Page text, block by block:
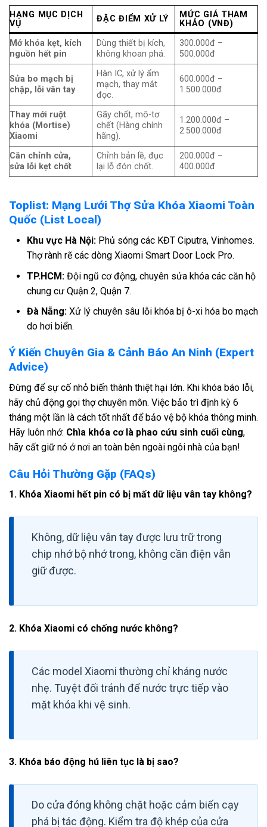
HẠNG MỤC DỊCH
VỤ
ĐẶC ĐIỂM XỬ LÝ
MỨC GIÁ THAM
KHẢO (VNĐ)
Mở khóa kẹt, kích
nguồn hết pin
Dùng thiết bị kích,
không khoan phá.
300.000đ –
500.000đ
Sửa bo mạch bị
chập, lỗi vân tay
Hàn IC, xử lý ẩm
mạch, thay mắt
đọc.
600.000đ –
1.500.000đ
Thay mới ruột
khóa (Mortise)
Xiaomi
Gãy chốt, mô-tơ
chết (Hàng chính
hãng).
1.200.000đ –
2.500.000đ
Căn chỉnh cửa,
sửa lỗi kẹt chốt
Chỉnh bản lề, đục
lại lỗ đón chốt.
200.000đ –
400.000đ
Toplist: Mạng Lưới Thợ Sửa Khóa Xiaomi Toàn
Quốc (List Local)
Khu vực Hà Nội: Phủ sóng các KĐT Ciputra, Vinhomes.
Thợ rành rẽ các dòng Xiaomi Smart Door Lock Pro.
TP.HCM: Đội ngũ cơ động, chuyên sửa khóa các căn hộ
chung cư Quận 2, Quận 7.
Đà Nẵng: Xử lý chuyên sâu lỗi khóa bị ô-xi hóa bo mạch
do hơi biển.
Ý Kiến Chuyên Gia & Cảnh Báo An Ninh (Expert
Advice)
Đừng để sự cố nhỏ biến thành thiệt hại lớn. Khi khóa báo lỗi,
hãy chủ động gọi thợ chuyên môn. Việc bảo trì định kỳ 6
tháng một lần là cách tốt nhất để bảo vệ bộ khóa thông minh.
Hãy luôn nhớ: Chìa khóa cơ là phao cứu sinh cuối cùng,
hãy cất giữ nó ở nơi an toàn bên ngoài ngôi nhà của bạn!
Câu Hỏi Thường Gặp (FAQs)
1. Khóa Xiaomi hết pin có bị mất dữ liệu vân tay không?
Không, dữ liệu vân tay được lưu trữ trong
chip nhớ bộ nhớ trong, không cần điện vẫn
giữ được.
2. Khóa Xiaomi có chống nước không?
Các model Xiaomi thường chỉ kháng nước
nhẹ. Tuyệt đối tránh để nước trực tiếp vào
mặt khóa khi vệ sinh.
3. Khóa báo động hú liên tục là bị sao?
Do cửa đóng không chặt hoặc cảm biến cạy
phá bị tác động. Kiểm tra độ khép của cửa